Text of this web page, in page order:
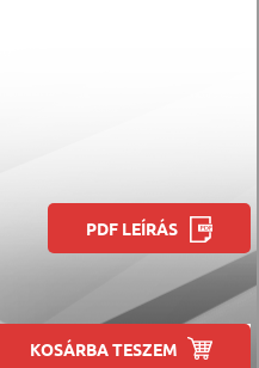
PDF LEÍRÁS
KOSÁRBA TESZEM